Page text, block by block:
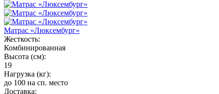
Матрас «Люксембург»
Жесткость:
Комбинированная
Высота (см):
19
Нагрузка (кг):
до 100 на сп. место
Доставка: